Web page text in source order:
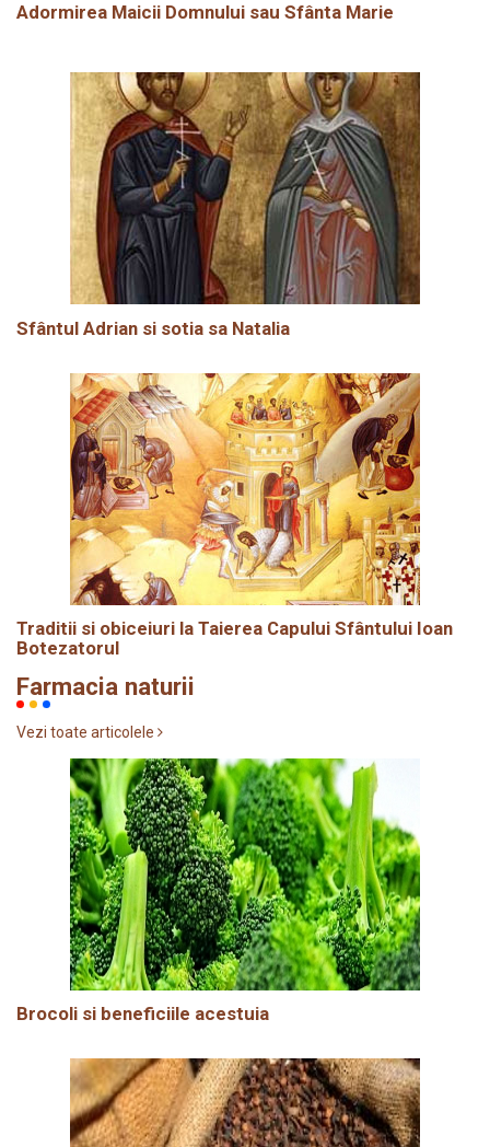
Adormirea Maicii Domnului sau Sfânta Marie
Sfântul Adrian si sotia sa Natalia
Traditii si obiceiuri la Taierea Capului Sfântului Ioan
Botezatorul
Farmacia naturii
Vezi toate articolele
Brocoli si beneficiile acestuia